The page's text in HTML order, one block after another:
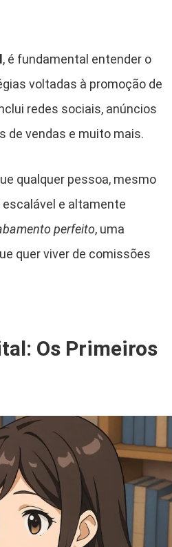
, é fundamental entender o
voltadas à promoção de
redes sociais, anúncios
de vendas e muito mais.
qualquer pessoa, mesmo
e altamente
perfeito, uma
quer viver de comissões
Os Primeiros